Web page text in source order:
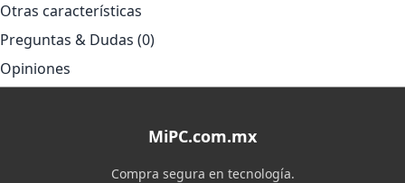
Otras características
Preguntas & Dudas (0)
Opiniones
MiPC.com.mx
Compra segura en tecnología.